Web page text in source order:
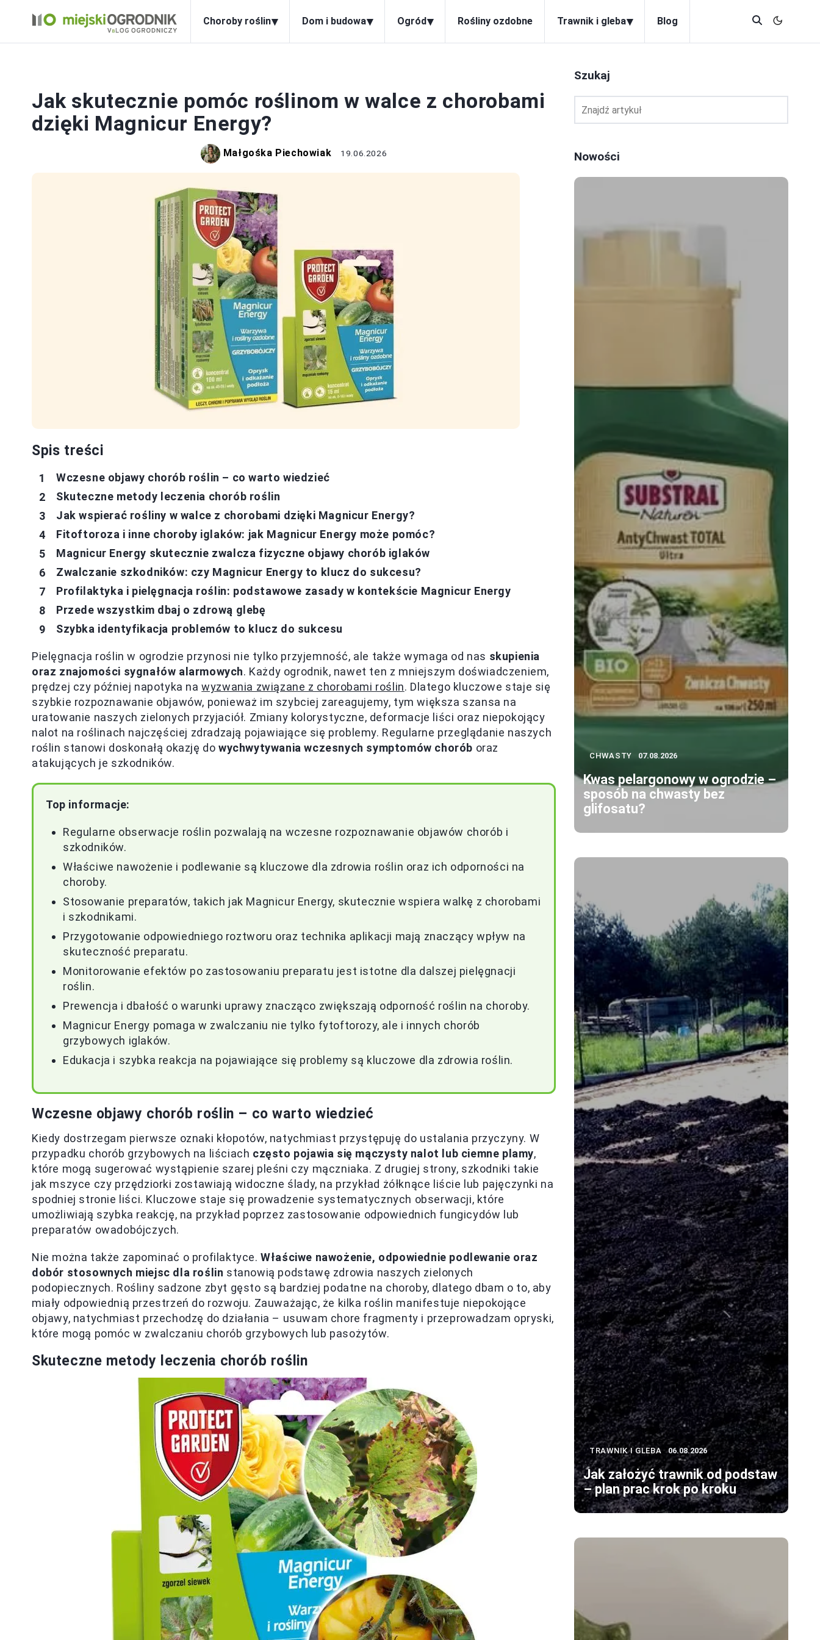
Choroby roślin▾ Dom i budowa▾ Ogród▾ Rośliny ozdobne Trawnik i gleba▾ Blog
Jak skutecznie pomóc roślinom w walce z chorobami
dzięki Magnicur Energy?
Małgośka Piechowiak 19.06.2026
Spis treści
Wczesne objawy chorób roślin – co warto wiedzieć
Skuteczne metody leczenia chorób roślin
Jak wspierać rośliny w walce z chorobami dzięki Magnicur Energy?
Fitoftoroza i inne choroby iglaków: jak Magnicur Energy może pomóc?
Magnicur Energy skutecznie zwalcza fizyczne objawy chorób iglaków
Zwalczanie szkodników: czy Magnicur Energy to klucz do sukcesu?
Profilaktyka i pielęgnacja roślin: podstawowe zasady w kontekście Magnicur Energy
Przede wszystkim dbaj o zdrową glebę
Szybka identyfikacja problemów to klucz do sukcesu
Pielęgnacja roślin w ogrodzie przynosi nie tylko przyjemność, ale także wymaga od nas skupienia
oraz znajomości sygnałów alarmowych. Każdy ogrodnik, nawet ten z mniejszym doświadczeniem,
prędzej czy później napotyka nawyzwania związane z chorobami roślin. Dlatego kluczowe staje się
szybkie rozpoznawanie objawów, ponieważ im szybciej zareagujemy, tym większa szansa na
uratowanie naszych zielonych przyjaciół. Zmiany kolorystyczne, deformacje liści oraz niepokojący
nalot na roślinach najczęściej zdradzają pojawiające się problemy. Regularne przeglądanie naszych
roślin stanowi doskonałą okazję dowychwytywania wczesnych symptomów chorób oraz
atakujących je szkodników.
Top informacje:
Regularne obserwacje roślin pozwalają na wczesne rozpoznawanie objawów chorób i
szkodników.
Właściwe nawożenie i podlewanie są kluczowe dla zdrowia roślin oraz ich odporności na
choroby.
Stosowanie preparatów, takich jak Magnicur Energy, skutecznie wspiera walkę z chorobami
i szkodnikami.
Przygotowanie odpowiedniego roztworu oraz technika aplikacji mają znaczący wpływ na
skuteczność preparatu.
Monitorowanie efektów po zastosowaniu preparatu jest istotne dla dalszej pielęgnacji
roślin.
Prewencja i dbałość o warunki uprawy znacząco zwiększają odporność roślin na choroby.
Magnicur Energy pomaga w zwalczaniu nie tylko fytoftorozy, ale i innych chorób
grzybowych iglaków.
Edukacja i szybka reakcja na pojawiające się problemy są kluczowe dla zdrowia roślin.
Wczesne objawy chorób roślin – co warto wiedzieć
Kiedy dostrzegam pierwsze oznaki kłopotów, natychmiast przystępuję do ustalania przyczyny. W
przypadku chorób grzybowych na liściach często pojawia się mączysty nalot lub ciemne plamy,
które mogą sugerować wystąpienie szarej pleśni czy mączniaka. Z drugiej strony, szkodniki takie
jak mszyce czy przędziorki zostawiają widoczne ślady, na przykład żółknące liście lub pajęczynki na
spodniej stronie liści. Kluczowe staje się prowadzenie systematycznych obserwacji, które
umożliwiają szybka reakcję, na przykład poprzez zastosowanie odpowiednich fungicydów lub
preparatów owadobójczych.
Nie można także zapominać o profilaktyce.Właściwe nawożenie, odpowiednie podlewanie oraz
dobór stosownych miejsc dla roślin stanowią podstawę zdrowia naszych zielonych
podopiecznych. Rośliny sadzone zbyt gęsto są bardziej podatne na choroby, dlatego dbam o to, aby
miały odpowiednią przestrzeń do rozwoju. Zauważając, że kilka roślin manifestuje niepokojące
objawy, natychmiast przechodzę do działania – usuwam chore fragmenty i przeprowadzam opryski,
które mogą pomóc w zwalczaniu chorób grzybowych lub pasożytów.
Skuteczne metody leczenia chorób roślin
Szukaj
Nowości
CHWASTY 07.08.2026
Kwas pelargonowy w ogrodzie –
sposób na chwasty bez
glifosatu?
TRAWNIK I GLEBA 06.08.2026
Jak założyć trawnik od podstaw
– plan prac krok po kroku